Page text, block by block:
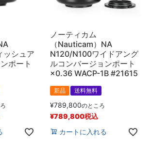
ッシュア
ポート
ノーティカム
（Nauticam）NA
N120/N100ワイドアング
ルコンバージョンポート
×0.36 WACP-1B #21615
新品 送料無料
¥789,800のところ
¥789,800税込
カートに入れる